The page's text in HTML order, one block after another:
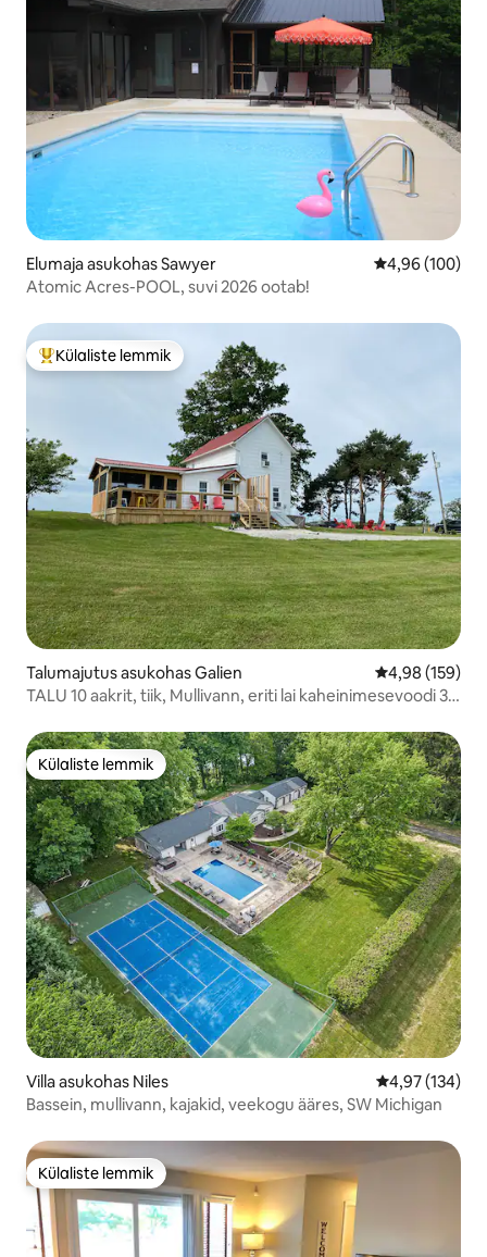
Elumaja asukohas Sawyer Keskmine
4,96 (100)
Atomic Acres-POOL, suvi 2026 ootab!
Külaliste suur lemmik
Külaliste lemmik
Talumajutus asukohas Galien Keskmine
4,98 (159)
TALU 10 aakrit, tiik, Mullivann, eriti lai kaheinimesevoodi 30
Külaliste lemmik
Külaliste lemmik
Villa asukohas Niles Keskmine
4,97 (134)
Bassein, mullivann, kajakid, veekogu ääres, SW Michigan
Külaliste lemmik
Külaliste lemmik